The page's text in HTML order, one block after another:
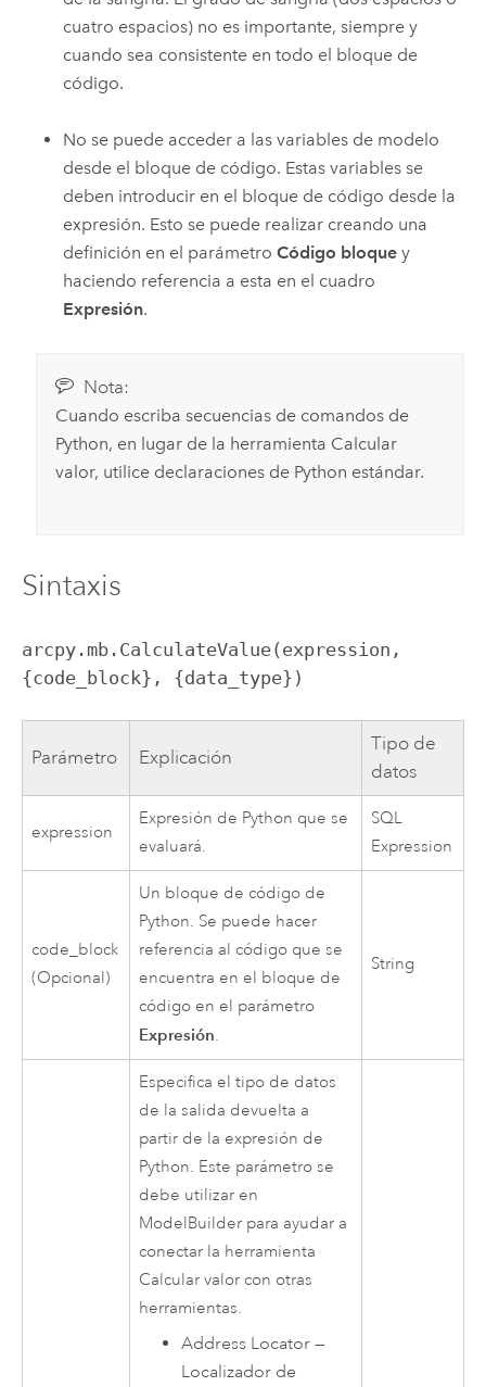
cuatro espacios) no es importante, siempre y
cuando sea consistente en todo el bloque de
código.
No se puede acceder a las variables de modelo
desde el bloque de código. Estas variables se
deben introducir en el bloque de código desde la
expresión. Esto se puede realizar creando una
definición en el parámetroCódigo bloque y
haciendo referencia a esta en el cuadro
Expresión.
Nota:
Cuando escriba secuencias de comandos de
Python, en lugar de la herramienta Calcular
valor, utilice declaraciones de Python estándar.
Sintaxis
arcpy.mb.CalculateValue(expression,
{code_block}, {data_type})
Parámetro Explicación
Tipo de
datos
expression
Expresión de Python que se
evaluará.
SQL
Expression
code_block
(Opcional)
Un bloque de código de
Python. Se puede hacer
referencia al código que se
encuentra en el bloque de
código en el parámetro
Expresión.
String
Especifica el tipo de datos
de la salida devuelta a
partir de la expresión de
Python. Este parámetro se
debe utilizar en
ModelBuilder para ayudar a
conectar la herramienta
Calcular valor con otras
herramientas.
Address Locator —
Localizador de